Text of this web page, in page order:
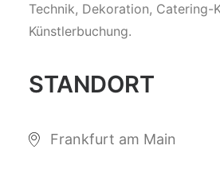
Technik, Dekoration, Catering-
Künstlerbuchung.
STANDORT
Frankfurt am Main